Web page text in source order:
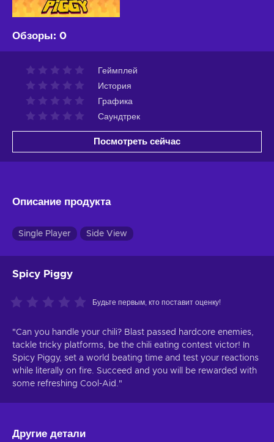
Обзоры: 0
Геймплей
История
Графика
Саундтрек
Посмотреть сейчас
Описание продукта
Single Player Side View
Spicy Piggy
Будьте первым, кто поставит оценку!
"Can you handle your chili? Blast passed hardcore enemies,
tackle tricky platforms, be the chili eating contest victor! In
Spicy Piggy, set a world beating time and test your reactions
while literally on fire. Succeed and you will be rewarded with
some refreshing Cool-Aid."
Другие детали